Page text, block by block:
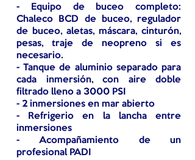
- Equipo de buceo completo:
Chaleco BCD de buceo, regulador
de buceo, aletas, máscara, cinturón,
pesas, traje de neopreno si es
necesario.
- Tanque de aluminio separado para
cada inmersión, con aire doble
filtrado lleno a 3000 PSI
- 2 inmersiones en mar abierto
- Refrigerio en la lancha entre
inmersiones
- Acompañamiento de un
profesional PADI